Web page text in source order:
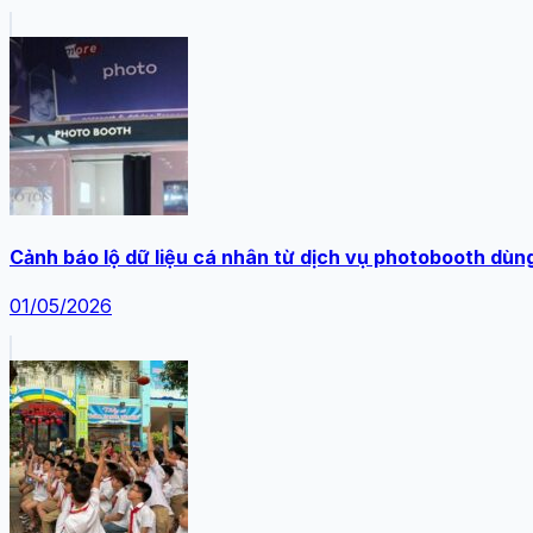
Cảnh báo lộ dữ liệu cá nhân từ dịch vụ photobooth
01/05/2026